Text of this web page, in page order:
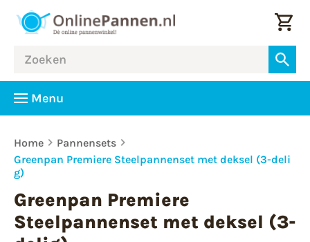
Menu
Home
Pannensets
Greenpan Premiere Steelpannenset met deksel (3-deli
g)
Greenpan Premiere
Steelpannenset met deksel (3-